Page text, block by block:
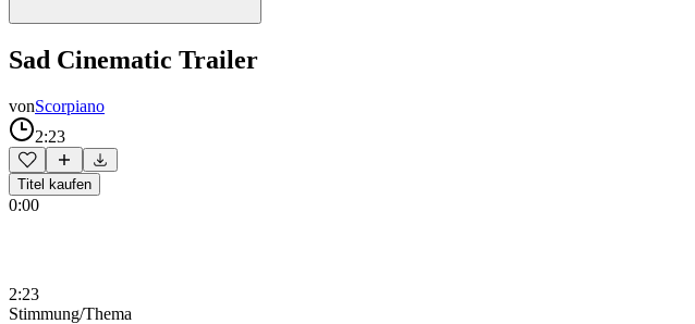
Sad Cinematic Trailer
vonScorpiano
2:23
Titel kaufen
0:00
2:23
Stimmung/Thema